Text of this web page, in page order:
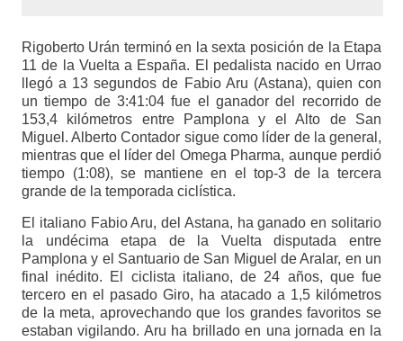
Rigoberto Urán terminó en la sexta posición de la Etapa
11 de la Vuelta a España. El pedalista nacido en Urrao
llegó a 13 segundos de Fabio Aru (Astana), quien con
un tiempo de 3:41:04 fue el ganador del recorrido de
153,4 kilómetros entre Pamplona y el Alto de San
Miguel. Alberto Contador sigue como líder de la general,
mientras que el líder del Omega Pharma, aunque perdió
tiempo (1:08), se mantiene en el top-3 de la tercera
grande de la temporada ciclística.
El italiano Fabio Aru, del Astana, ha ganado en solitario
la undécima etapa de la Vuelta disputada entre
Pamplona y el Santuario de San Miguel de Aralar, en un
final inédito. El ciclista italiano, de 24 años, que fue
tercero en el pasado Giro, ha atacado a 1,5 kilómetros
de la meta, aprovechando que los grandes favoritos se
estaban vigilando. Aru ha brillado en una jornada en la